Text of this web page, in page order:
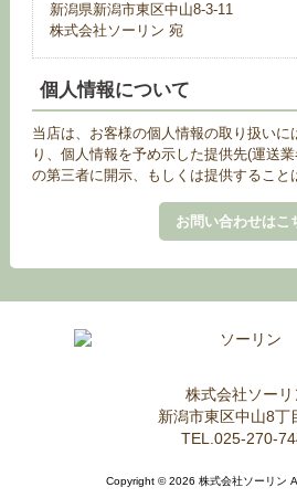
新潟県新潟市東区中山8-3-11
株式会社ソーリン 宛
個人情報について
当店は、お客様の個人情報の取り扱いに
り、個人情報を予め示した提供先(運送
の第三者に開示、もしくは提供すること
お問い合わせはこ
株式会社ソーリ
新潟市東区中山8丁
TEL.025-270-
Copyright © 2026 株式会社ソーリン